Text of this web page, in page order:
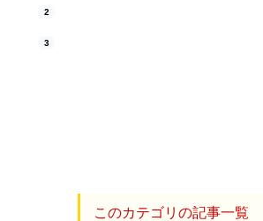
2
3
このカテゴリの記事一覧